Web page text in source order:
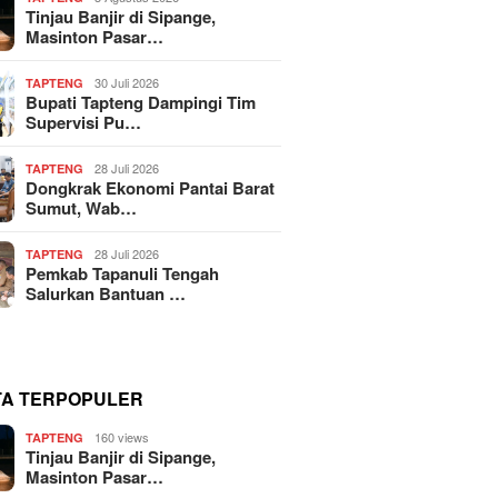
Tinjau Banjir di Sipange,
Masinton Pasar…
TAPTENG 30 Juli 2026
Bupati Tapteng Dampingi Tim
Supervisi Pu…
TAPTENG 28 Juli 2026
Dongkrak Ekonomi Pantai Barat
Sumut, Wab…
TAPTENG 28 Juli 2026
Pemkab Tapanuli Tengah
Salurkan Bantuan …
TERPOPULER
TAPTENG 160 views
Tinjau Banjir di Sipange,
Masinton Pasar…